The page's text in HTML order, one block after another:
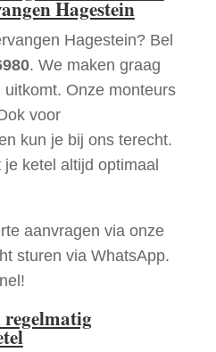
Hagestein
Hagestein? Bel
. We maken graag
Onze monteurs
voor
kun je bij ons terecht.
ketel altijd optimaal
aanvragen via onze
sturen via WhatsApp.